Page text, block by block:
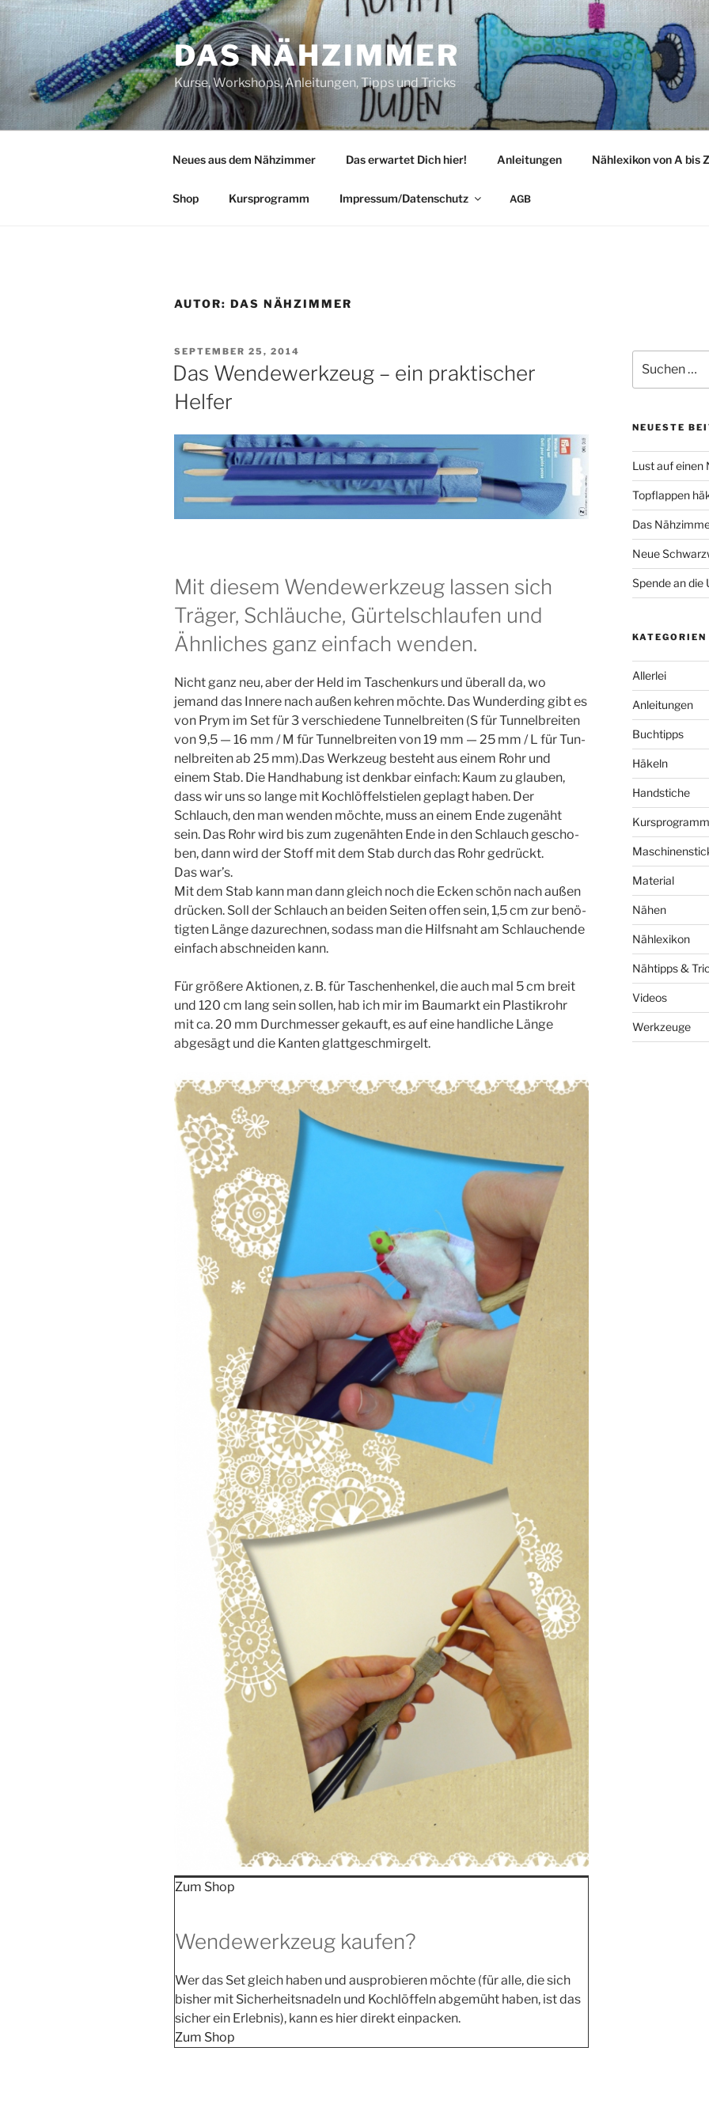
Zum
Inhalt
springen
DAS NÄHZIMMER
Kurse, Workshops, Anleitungen, Tipps und Tricks
Neues aus dem Nähzimmer Das erwartet Dich hier! Anleitungen Nählexikon von A bis Z
Shop Kursprogramm Impressum/Datenschutz AGB
AUTOR: DAS NÄHZIMMER
VERÖFFENTLICHT
AM
SEPTEMBER 25, 2014
Das Wendewerkzeug – ein praktischer
Helfer
Mit die­sem Wen­de­werk­zeug las­sen sich
Trä­ger, Schläu­che, Gür­tel­schlau­fen und
Ähn­li­ches ganz ein­fach wenden.
Nicht ganz neu, aber der Held im Taschen­kurs und über­all da, wo
jemand das Inne­re nach außen keh­ren möch­te. Das Wun­der­ding gibt es
von Prym im Set für 3 ver­schie­dene Tun­nel­brei­ten (S für Tun­nel­brei­ten
von 9,5 — 16 mm / M für Tun­nel­brei­ten von 19 mm — 25 mm / L für Tun­
nel­brei­ten ab 25 mm).Das Werk­zeug besteht aus einem Rohr und
einem Stab. Die Hand­ha­bung ist denk­bar ein­fach: Kaum zu glau­ben,
dass wir uns so lan­ge mit Koch­löf­fel­stie­len geplagt haben. Der
Schlauch, den man wen­den möch­te, muss an einem Ende zuge­näht
sein. Das Rohr wird bis zum zuge­näh­ten Ende in den Schlauch gescho­
ben, dann wird der Stoff mit dem Stab durch das Rohr gedrückt.
Das war’s.
Mit dem Stab kann man dann gleich noch die Ecken schön nach außen
drü­cken. Soll der Schlauch an bei­den Sei­ten offen sein, 1,5 cm zur benö­
tig­ten Län­ge dazu­rech­nen, sodass man die Hilfs­naht am Schlau­chende
ein­fach abschnei­den kann.
Für grö­ßere Aktio­nen, z. B. für Taschen­hen­kel, die auch mal 5 cm breit
und 120 cm lang sein sol­len, hab ich mir im Bau­markt ein Plas­tik­rohr
mit ca. 20 mm Durch­mes­ser gekauft, es auf eine hand­li­che Län­ge
abge­sägt und die Kan­ten glattgeschmirgelt.
Zum Shop
Wendewerkzeug kaufen?
Wer das Set gleich haben und aus­pro­bie­ren möch­te (für alle, die sich
bis­her mit Sicher­heits­na­deln und Koch­löf­feln abge­müht haben, ist das
sicher ein Erleb­nis), kann es hier direkt einpacken.
Zum Shop
nach:
NEUESTE
Lust auf einen
Topflappen
Das
Neue
Spende an die
KATEGORIEN
Allerlei
Anleitungen
Buchtipps
Häkeln
Handstiche
Kursprogramm
Material
Nähen
Nählexikon
Nähtipps &
Videos
Werkzeuge